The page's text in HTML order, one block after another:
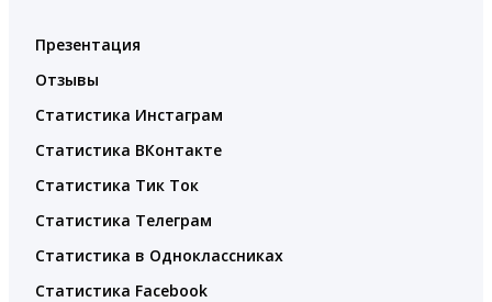
Презентация
Отзывы
Статистика Инстаграм
Статистика ВКонтакте
Статистика Тик Ток
Статистика Телеграм
Статистика в Одноклассниках
Статистика Facebook